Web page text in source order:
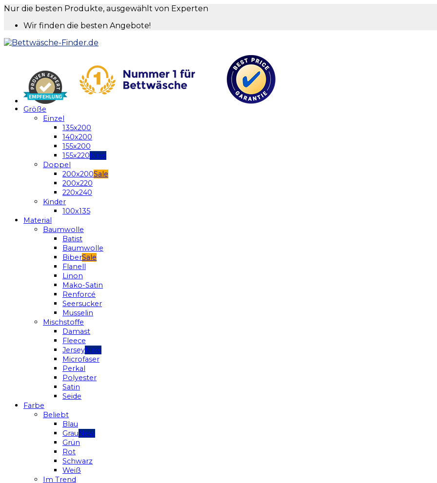
Nur die besten Produkte, ausgewählt von Experten
Wir finden die besten Angebote!
Größe
Einzel
135x200
140x200
155x200
155x220
Doppel
200x200
200x220
220x240
Kinder
100x135
Material
Baumwolle
Batist
Baumwolle
Biber
Flanell
Linon
Mako-Satin
Renforcé
Seersucker
Musselin
Mischstoffe
Damast
Fleece
Jersey
Microfaser
Perkal
Polyester
Satin
Seide
Farbe
Beliebt
Blau
Grau
Grün
Rot
Schwarz
Weiß
Im Trend